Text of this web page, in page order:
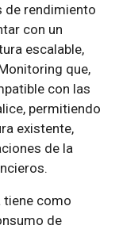
de rendimiento
con un
escalable,
que,
con las
permitiendo
existente,
de la
tiene como
de